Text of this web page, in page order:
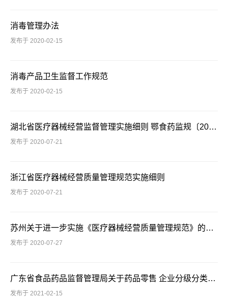
消毒管理办法
发布于 2020-02-15
消毒产品卫生监督工作规范
发布于 2020-02-15
湖北省医疗器械经营监督管理实施细则 鄂食药监规〔2017〕5号
发布于 2020-07-21
浙江省医疗器械经营质量管理规范实施细则
发布于 2020-07-21
苏州关于进一步实施《医疗器械经营质量管理规范》的通知 苏食药监规〔2017〕1号
发布于 2020-07-27
广东省食品药品监督管理局关于药品零售 企业分级分类的管理办法（试行） 粤食药监局药通〔2018〕23号
发布于 2021-02-15